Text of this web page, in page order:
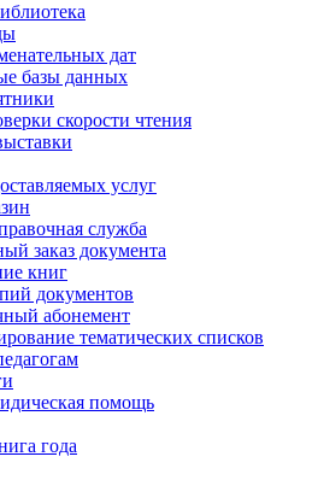
дат
базы данных
скорости чтения
услуг
служба
заказ документа
книг
документов
абонемент
тематических списков
помощь
года